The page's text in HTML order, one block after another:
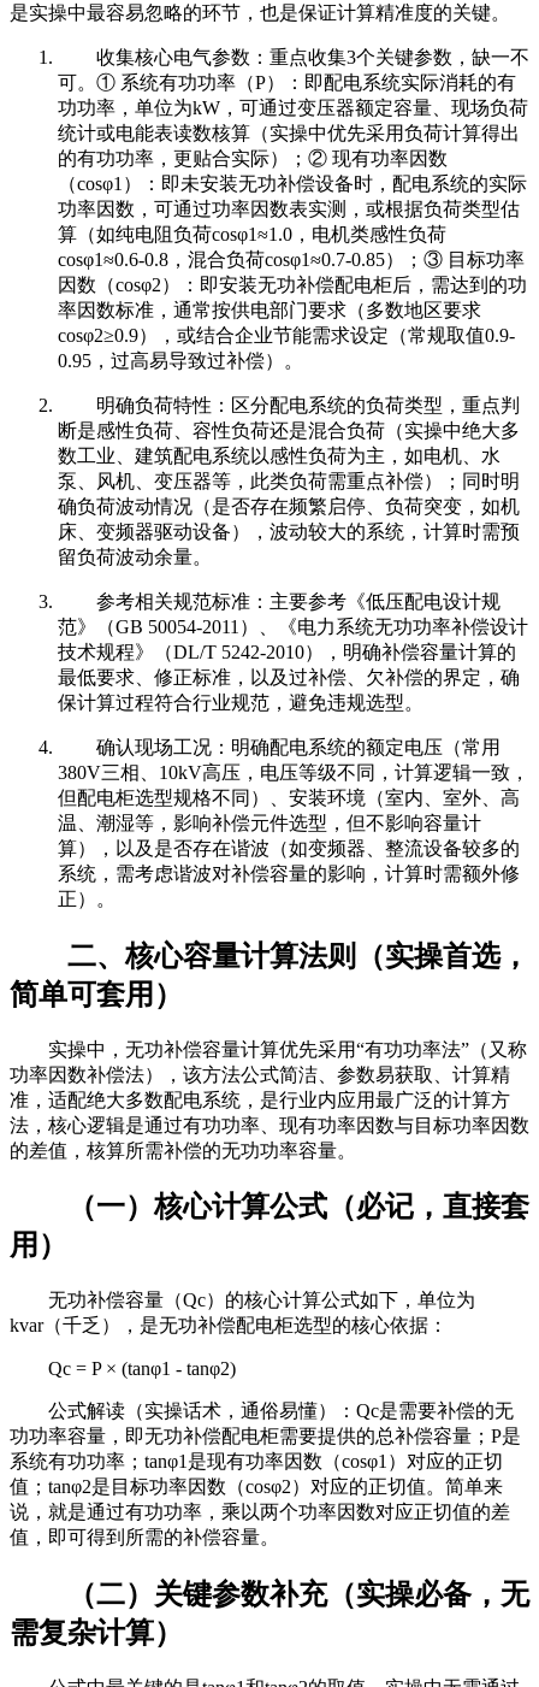
是实操中最容易忽略的环节，也是保证计算精准度的关键。
收集核心电气参数：重点收集3个关键参数，缺一不
可。① 系统有功功率（P）：即配电系统实际消耗的有
功功率，单位为kW，可通过变压器额定容量、现场负荷
统计或电能表读数核算（实操中优先采用负荷计算得出
的有功功率，更贴合实际）；② 现有功率因数
（cosφ1）：即未安装无功补偿设备时，配电系统的实际
功率因数，可通过功率因数表实测，或根据负荷类型估
算（如纯电阻负荷cosφ1≈1.0，电机类感性负荷
cosφ1≈0.6-0.8，混合负荷cosφ1≈0.7-0.85）；③ 目标功率
因数（cosφ2）：即安装无功补偿配电柜后，需达到的功
率因数标准，通常按供电部门要求（多数地区要求
cosφ2≥0.9），或结合企业节能需求设定（常规取值0.9-
0.95，过高易导致过补偿）。
明确负荷特性：区分配电系统的负荷类型，重点判
断是感性负荷、容性负荷还是混合负荷（实操中绝大多
数工业、建筑配电系统以感性负荷为主，如电机、水
泵、风机、变压器等，此类负荷需重点补偿）；同时明
确负荷波动情况（是否存在频繁启停、负荷突变，如机
床、变频器驱动设备），波动较大的系统，计算时需预
留负荷波动余量。
参考相关规范标准：主要参考《低压配电设计规
范》（GB 50054-2011）、《电力系统无功功率补偿设计
技术规程》（DL/T 5242-2010），明确补偿容量计算的
最低要求、修正标准，以及过补偿、欠补偿的界定，确
保计算过程符合行业规范，避免违规选型。
确认现场工况：明确配电系统的额定电压（常用
380V三相、10kV高压，电压等级不同，计算逻辑一致，
但配电柜选型规格不同）、安装环境（室内、室外、高
温、潮湿等，影响补偿元件选型，但不影响容量计
算），以及是否存在谐波（如变频器、整流设备较多的
系统，需考虑谐波对补偿容量的影响，计算时需额外修
正）。
二、核心容量计算法则（实操首选，
简单可套用）
实操中，无功补偿容量计算优先采用“有功功率法”（又称
功率因数补偿法），该方法公式简洁、参数易获取、计算精
准，适配绝大多数配电系统，是行业内应用最广泛的计算方
法，核心逻辑是通过有功功率、现有功率因数与目标功率因数
的差值，核算所需补偿的无功功率容量。
（一）核心计算公式（必记，直接套
用）
无功补偿容量（Qc）的核心计算公式如下，单位为
kvar（千乏），是无功补偿配电柜选型的核心依据：
Qc = P × (tanφ1 - tanφ2)
公式解读（实操话术，通俗易懂）：Qc是需要补偿的无
功功率容量，即无功补偿配电柜需要提供的总补偿容量；P是
系统有功功率；tanφ1是现有功率因数（cosφ1）对应的正切
值；tanφ2是目标功率因数（cosφ2）对应的正切值。简单来
说，就是通过有功功率，乘以两个功率因数对应正切值的差
值，即可得到所需的补偿容量。
（二）关键参数补充（实操必备，无
需复杂计算）